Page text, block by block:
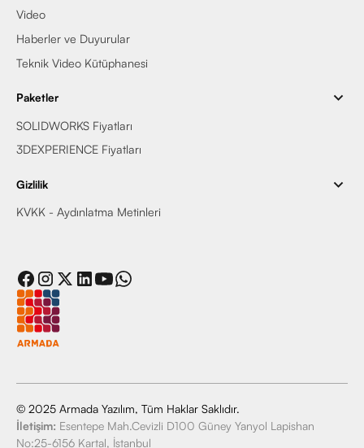
Video
Haberler ve Duyurular
Teknik Video Kütüphanesi
Paketler
SOLIDWORKS Fiyatları
3DEXPERIENCE Fiyatları
Gizlilik
KVKK - Aydınlatma Metinleri
© 2025 Armada Yazılım, Tüm Haklar Saklıdır.
İletişim: Esentepe Mah.Cevizli D100 Güney Yanyol Lapishan
No:25-6156 Kartal, İstanbul